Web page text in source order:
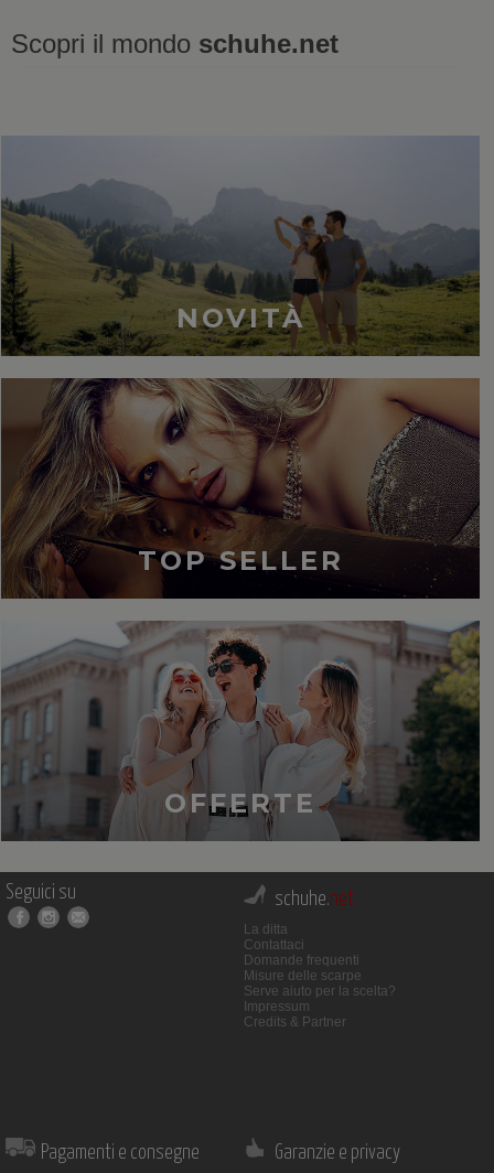
Scopri il mondo schuhe.net
NOVITÀ
TOP SELLER
OFFERTE
Seguici su schuhe.net
La ditta
Contattaci
Domande frequenti
Misure delle scarpe
Serve aiuto per la scelta?
Impressum
Credits & Partner
Pagamenti e consegne Garanzie e privacy